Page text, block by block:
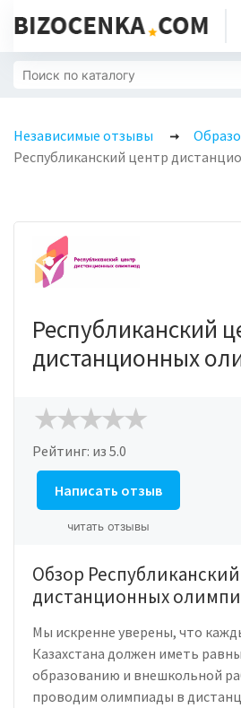
Независимые отзывы
Республиканский центр
Республиканский
дистанционных
Рейтинг: из 5.0
Написать отзыв
читать отзывы
Обзор
дистанционных
Мы искренне уверены, что
Казахстана должен иметь
образованию и внешкольной
проводим олимпиады в